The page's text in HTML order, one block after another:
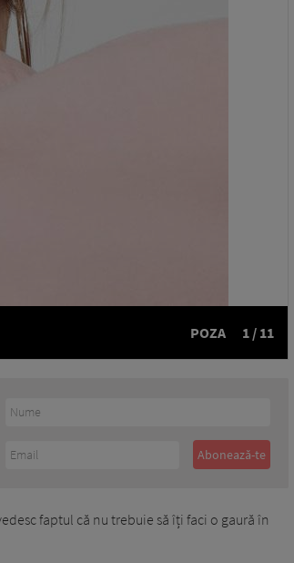
POZA 1 / 11
faptul că nu trebuie să îți faci o gaură în